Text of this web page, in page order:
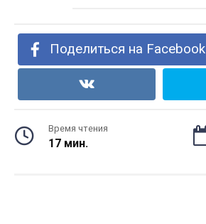
Поделиться на Facebook
Время чтения
17 мин.